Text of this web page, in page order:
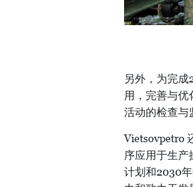
另外，为完
用，完善与优
活动的检查与
Vietsovpetro
序应用于生产
计划和2030